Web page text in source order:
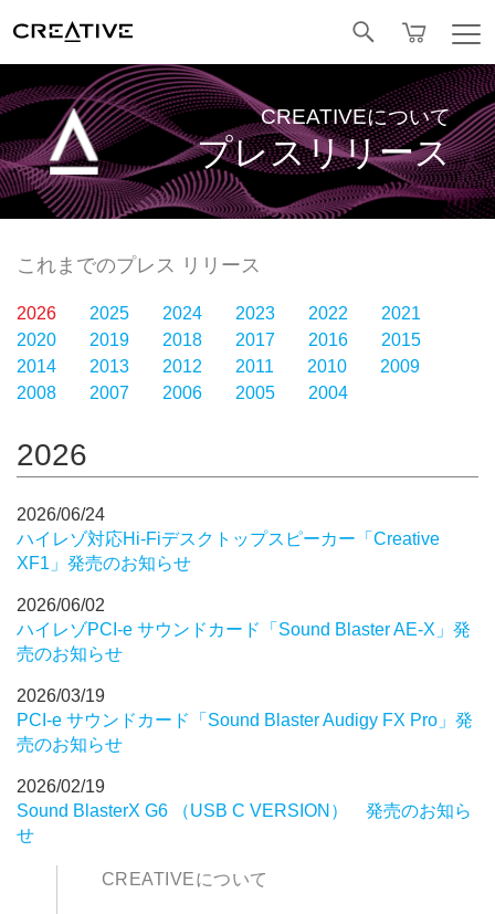
CREATIVEについて
プレスリリース
これまでのプレス リリース
2026 2025 2024 2023 2022
2021
2020
2019 2018 2017 2016
2015
2014
2013 2012 2011 2010
2009
2008
2007 2006 2005 2004
2026
2026/06/24
ハイレゾ対応Hi-Fiデスクトップスピーカー「Creative
XF1」発売のお知らせ
2026/06/02
ハイレゾPCI-e サウンドカード「Sound Blaster AE-X」発
売のお知らせ
2026/03/19
PCI-e サウンドカード「Sound Blaster Audigy FX Pro」発
売のお知らせ
2026/02/19
Sound BlasterX G6 （USB C VERSION） 発売のお知ら
せ
CREATIVEについて
Facebook